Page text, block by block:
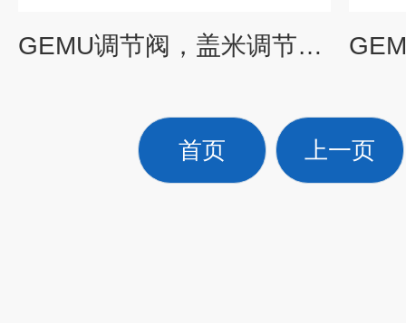
GEMU调节阀，盖米调节阀，德国GEMU调节阀
首页 上一页